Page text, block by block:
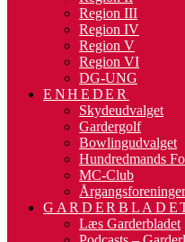
Region III
Region IV
Region V
Region VI
DG-UNG
ENHEDER
Skydeudvalget
Gardergolf
Bowlingudvalget
Hundredmands
MC-Club
Årgangsforeninger
Læs Garderbladet